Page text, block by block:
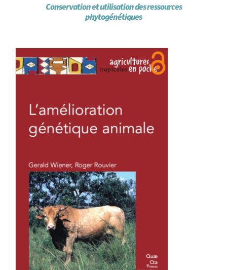
Conservation et utilisation des ressources
phytogénétiques